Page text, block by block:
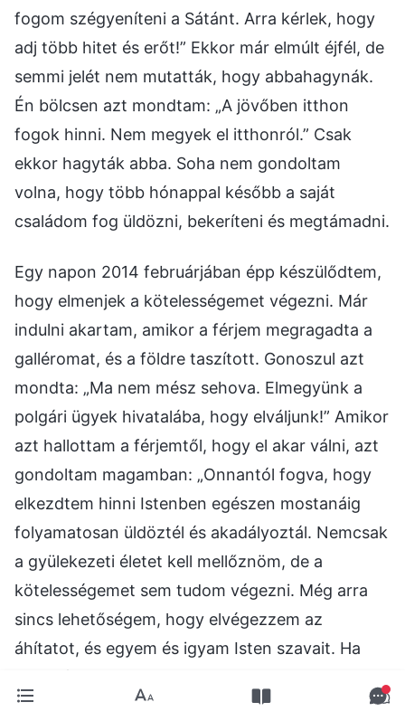
fogom szégyeníteni a Sátánt. Arra kérlek, hogy
adj több hitet és erőt!” Ekkor már elmúlt éjfél, de
semmi jelét nem mutatták, hogy abbahagynák.
Én bölcsen azt mondtam: „A jövőben itthon
fogok hinni. Nem megyek el itthonról.” Csak
ekkor hagyták abba. Soha nem gondoltam
volna, hogy több hónappal később a saját
családom fog üldözni, bekeríteni és megtámadni.
Egy napon 2014 februárjában épp készülődtem,
hogy elmenjek a kötelességemet végezni. Már
indulni akartam, amikor a férjem megragadta a
galléromat, és a földre taszított. Gonoszul azt
mondta: „Ma nem mész sehova. Elmegyünk a
polgári ügyek hivatalába, hogy elváljunk!” Amikor
azt hallottam a férjemtől, hogy el akar válni, azt
gondoltam magamban: „Onnantól fogva, hogy
elkezdtem hinni Istenben egészen mostanáig
folyamatosan üldöztél és akadályoztál. Nemcsak
a gyülekezeti életet kell mellőznöm, de a
kötelességemet sem tudom végezni. Még arra
sincs lehetőségem, hogy elvégezzem az
áhítatot, és egyem és igyam Isten szavait. Ha
nem válunk el, nem fogok tudni hinni Istenben,
és megfelelően követni Őt.” Így azt mondtam: